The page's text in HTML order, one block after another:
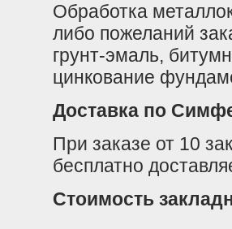
Обработка
либо пожеланий
грунт-эмаль,
цинкование
Доставка по
При заказе от 10
бесплатно
Стоимость